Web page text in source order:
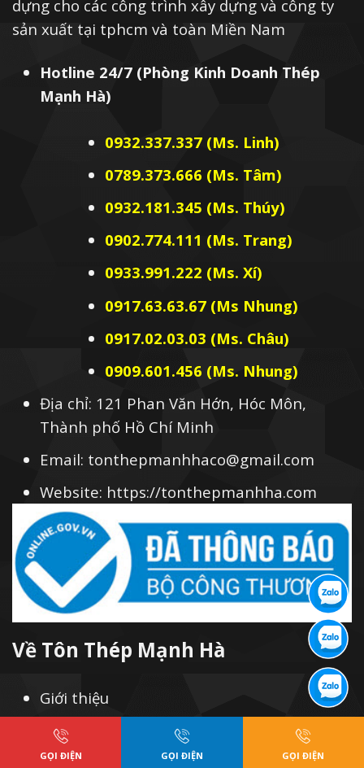
dựng cho các công trình xây dựng và công ty
sản xuất tại tphcm và toàn Miền Nam
Hotline 24/7 (Phòng Kinh Doanh Thép
Mạnh Hà)
0932.337.337 (Ms. Linh)
0789.373.666 (Ms. Tâm)
0932.181.345 (Ms. Thúy)
0902.774.111 (Ms. Trang)
0933.991.222 (Ms. Xí)
0917.63.63.67 (Ms Nhung)
0917.02.03.03 (Ms. Châu)
0909.601.456 (Ms. Nhung)
Địa chỉ: 121 Phan Văn Hớn, Hóc Môn,
Thành phố Hồ Chí Minh
Email: tonthepmanhhaco@gmail.com
Website: https://tonthepmanhha.com
Về Tôn Thép Mạnh Hà
Giới thiệu
Thành tựu đạt được
Hồ sơ năng lực
GỌI ĐIỆN GỌI ĐIỆN GỌI ĐIỆN